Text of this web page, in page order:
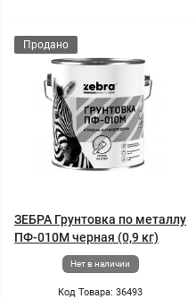
Продано
ЗЕБРА Грунтовка по металлу
ПФ-010М черная (0,9 кг)
Нет в наличии
Код Товара: 36493